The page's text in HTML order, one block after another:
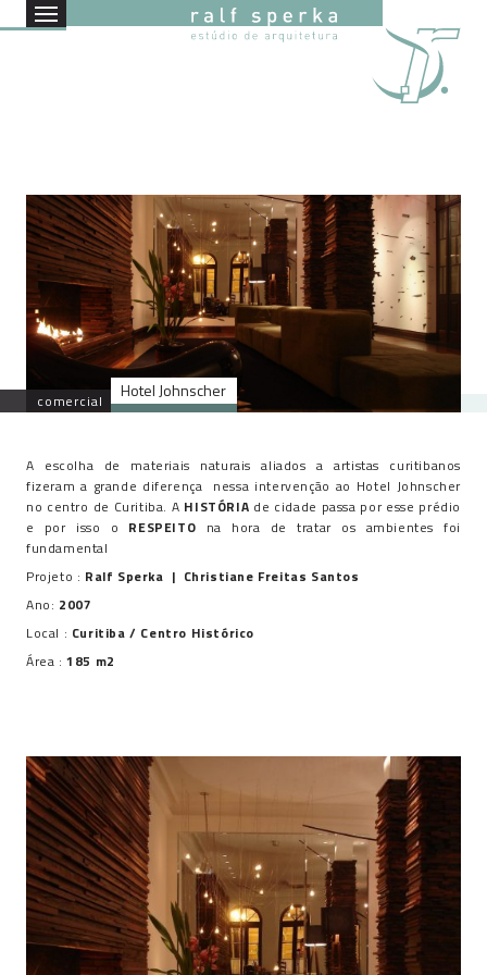
comercial Hotel Johnscher
A escolha de materiais naturais aliados a artistas curitibanos
fizeram a grande diferença nessa intervenção ao Hotel Johnscher
no centro de Curitiba. A HISTÓRIA de cidade passa por esse prédio
e por isso o RESPEITO na hora de tratar os ambientes foi
fundamental
Projeto : Ralf Sperka | Christiane Freitas Santos
Ano: 2007
Local : Curitiba / Centro Histórico
Área :185 m2